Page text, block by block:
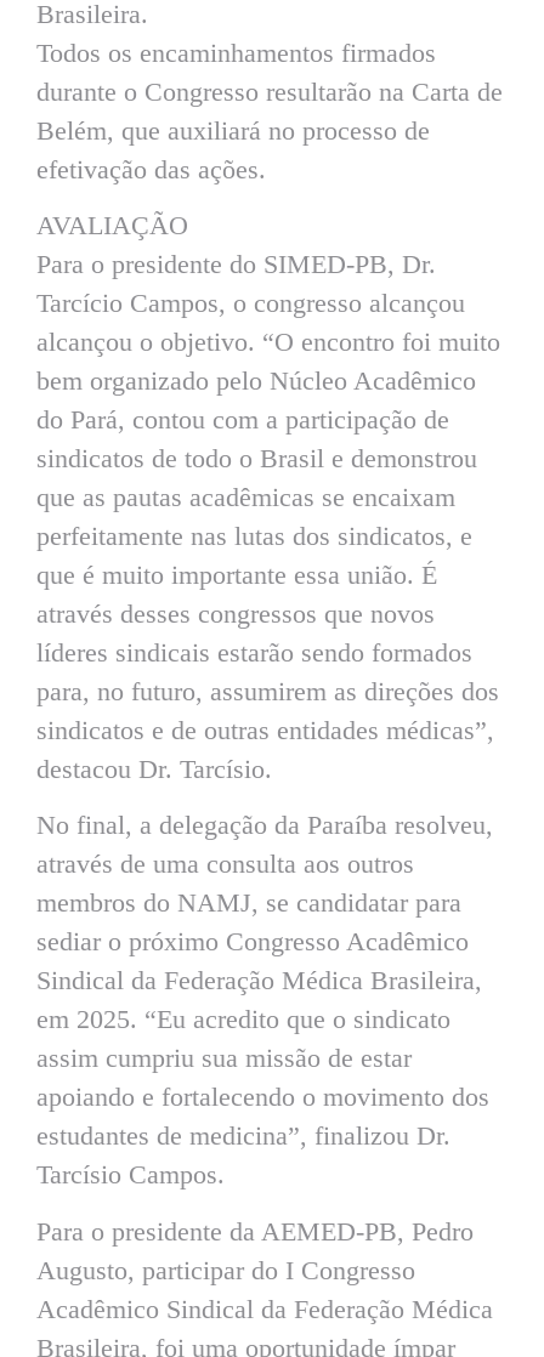
Brasileira.
Todos os encaminhamentos firmados
durante o Congresso resultarão na Carta de
Belém, que auxiliará no processo de
efetivação das ações.
AVALIAÇÃO
Para o presidente do SIMED-PB, Dr.
Tarcício Campos, o congresso alcançou
alcançou o objetivo. “O encontro foi muito
bem organizado pelo Núcleo Acadêmico
do Pará, contou com a participação de
sindicatos de todo o Brasil e demonstrou
que as pautas acadêmicas se encaixam
perfeitamente nas lutas dos sindicatos, e
que é muito importante essa união. É
através desses congressos que novos
líderes sindicais estarão sendo formados
para, no futuro, assumirem as direções dos
sindicatos e de outras entidades médicas”,
destacou Dr. Tarcísio.
No final, a delegação da Paraíba resolveu,
através de uma consulta aos outros
membros do NAMJ, se candidatar para
sediar o próximo Congresso Acadêmico
Sindical da Federação Médica Brasileira,
em 2025. “Eu acredito que o sindicato
assim cumpriu sua missão de estar
apoiando e fortalecendo o movimento dos
estudantes de medicina”, finalizou Dr.
Tarcísio Campos.
Para o presidente da AEMED-PB, Pedro
Augusto, participar do I Congresso
Acadêmico Sindical da Federação Médica
Brasileira, foi uma oportunidade ímpar